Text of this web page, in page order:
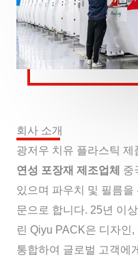
회사 소개
광저우 치유 플라스틱
연성 포장재 제조업체
중
있으며 파우치 및 필름
문으로 합니다. 25년 이
린 Qiyu PACK은 디자인
통합하여 글로벌 고객에